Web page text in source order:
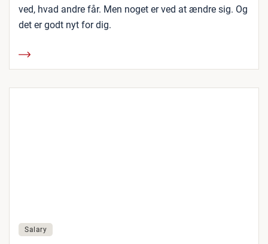
ved, hvad andre får. Men noget er ved at ændre sig. Og
det er godt nyt for dig.
Salary